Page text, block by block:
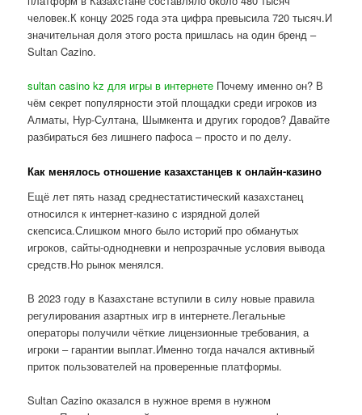
человек.К концу 2025 года эта цифра превысила 720 тысяч.И
значительная доля этого роста пришлась на один бренд –
Sultan Cazino.
sultan casino kz для игры в интернете Почему именно он? В
чём секрет популярности этой площадки среди игроков из
Алматы, Нур-Султана, Шымкента и других городов? Давайте
разбираться без лишнего пафоса – просто и по делу.
Как менялось отношение казахстанцев к онлайн-казино
Ещё лет пять назад среднестатистический казахстанец
относился к интернет-казино с изрядной долей
скепсиса.Слишком много было историй про обманутых
игроков, сайты-однодневки и непрозрачные условия вывода
средств.Но рынок менялся.
В 2023 году в Казахстане вступили в силу новые правила
регулирования азартных игр в интернете.Легальные
операторы получили чёткие лицензионные требования, а
игроки – гарантии выплат.Именно тогда начался активный
приток пользователей на проверенные платформы.
Sultan Cazino оказался в нужное время в нужном